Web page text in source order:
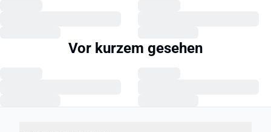
Vor kurzem gesehen